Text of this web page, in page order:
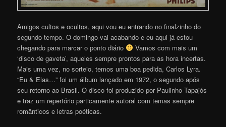
Amigos cultos e ocultos, aqui vou eu entrando no finalzinho do
segundo tempo. O domingo vai acabando e eu aqui já estou
chegando para marcar o ponto diário
Vamos com mais um
‘disco de gaveta’, aqueles sempre prontos para as hora incertas.
Mais uma vez, no sorteio, temos uma boa pedida, Carlos Lyra.
“Eu & Elas…” foi um álbum lançado em 1972, o segundo após
seu retorno ao Brasil. O disco foi produzido por Paulinho Tapajós
e traz um repertório particamente autoral com temas sempre
românticos e letras poéticas.